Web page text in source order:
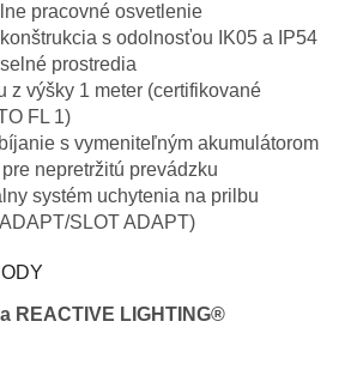
pracovné osvetlenie
s odolnosťou IK05 a IP54
prostredia
z výšky 1 meter (certifikované
FL 1)
s vymeniteľným akumulátorom
nepretržitú prevádzku
systém uchytenia na prilbu
SLOT ADAPT)
REACTIVE LIGHTING®